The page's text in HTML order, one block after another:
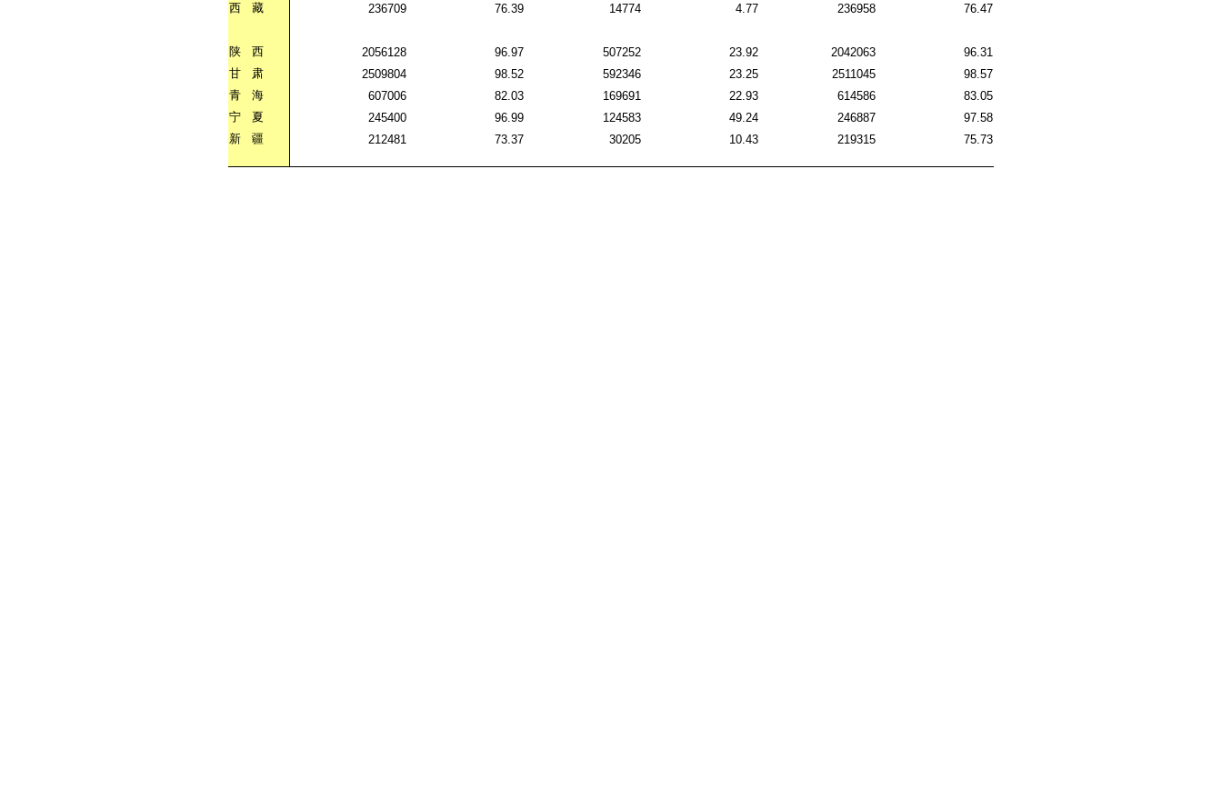
西
藏 236709 76.39 14774 4.77 236958 76.47
陕 西 2056128 96.97 507252 23.92 2042063
96.31
甘
肃 2509804 98.52 592346 23.25 2511045
98.57
青
海 607006 82.03 169691 22.93 614586
83.05
宁
夏 245400 96.99 124583 49.24 246887
97.58
新
疆 212481 73.37 30205 10.43 219315 75.73